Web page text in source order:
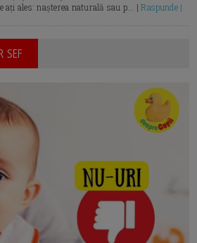
ați ales: nașterea naturală sau p... |Raspunde |
SEF